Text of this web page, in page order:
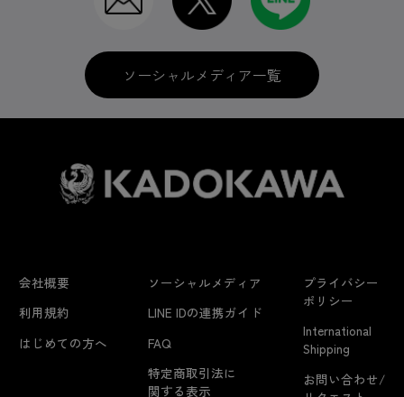
ソーシャルメディア一覧
会社概要
利用規約
はじめての方へ
ソーシャルメディア
LINE IDの連携ガイド
FAQ
特定商取引法に
関する表示
プライバシー
ポリシー
International
Shipping
お問い合わせ/